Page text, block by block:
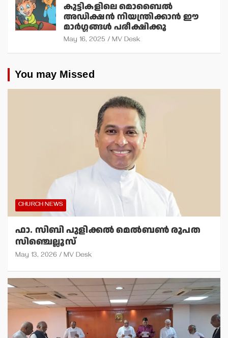
കുട്ടികളിലെ മൊബൈല്‍
അഡിക്ഷന്‍ നിയന്ത്രിക്കാന്‍ ഈ
മാര്‍ഗ്ഗങ്ങള്‍ പരീക്ഷിക്കൂ
May 16, 2025 MV Desk
You may Missed
CHURCH NEWS
ഫാ. സിബി പുളിക്കല്‍ മെല്‍ബണ്‍ രൂപത
സിഞ്ചെല്ലൂസ്
May 13, 2026 MV Desk